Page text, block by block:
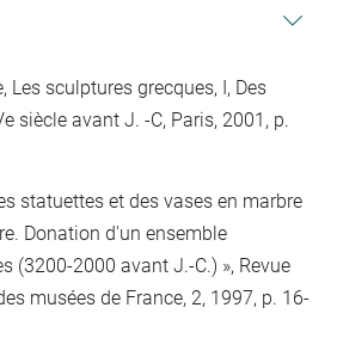
Les sculptures grecques, I, Des
siècle avant J. -C, Paris, 2001, p.
statuettes et des vases en marbre
Donation d'un ensemble
(3200-2000 avant J.-C.) », Revue
musées de France, 2, 1997, p. 16-